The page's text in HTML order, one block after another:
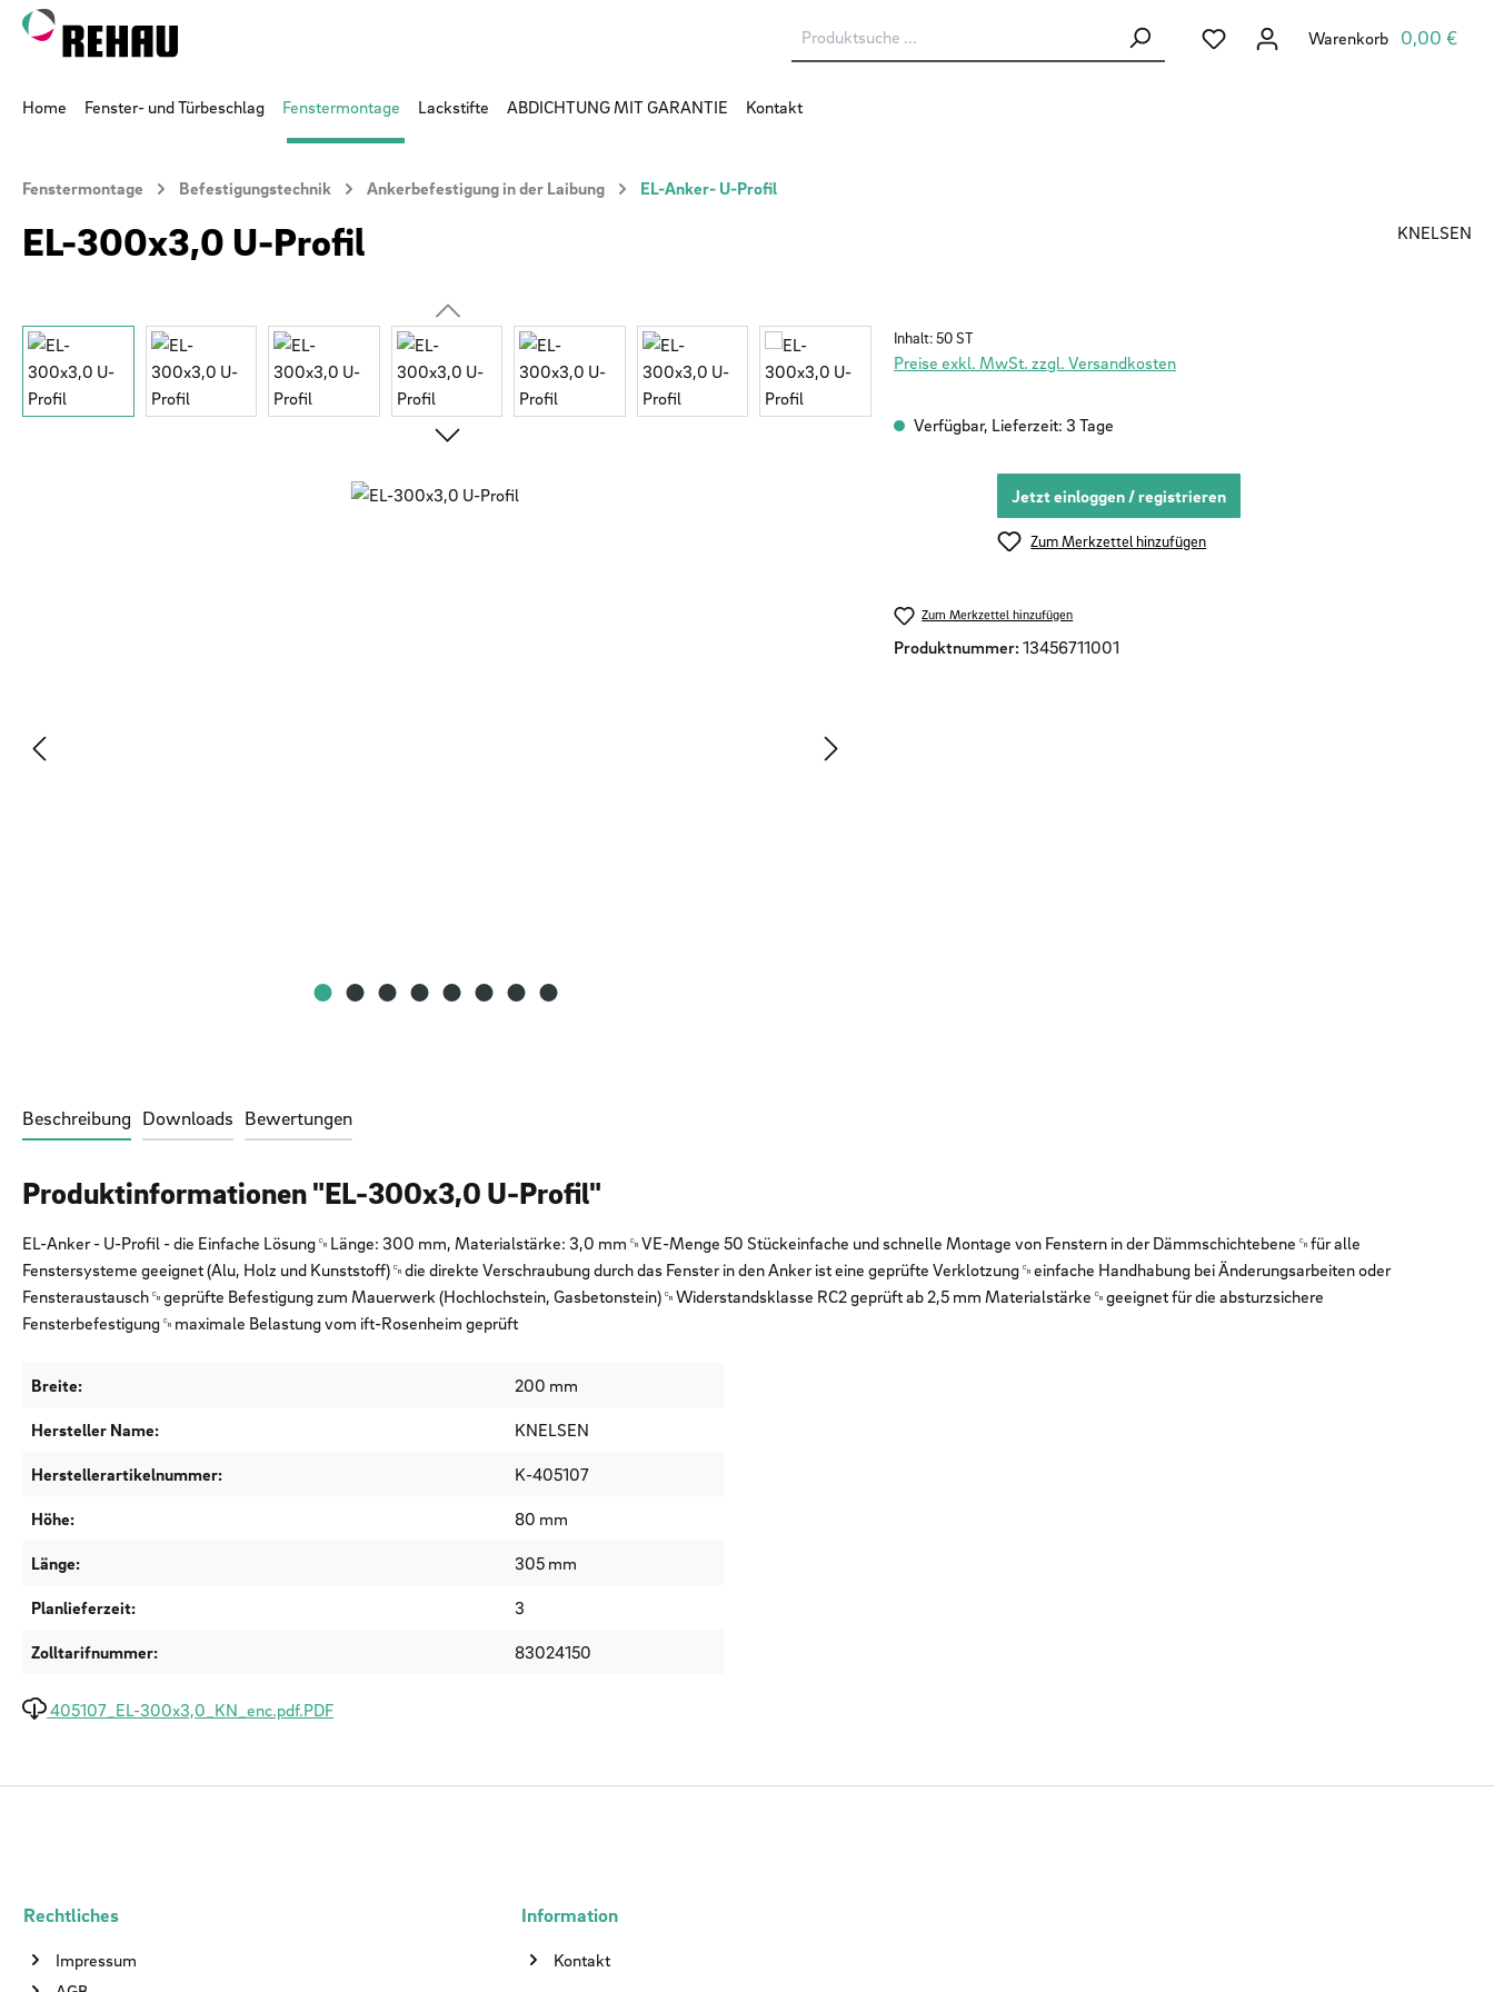
Hauptinhalt springen
Zur Suche springen
Zur Hauptnavigation springen
Du hast 0 Produkte auf dem
Warenkorb 0,00 €
Home Fenster- und Türbeschlag Fenstermontage Lackstifte ABDICHTUNG MIT GARANTIE Kontakt
Fenstermontage Befestigungstechnik Ankerbefestigung in der Laibung EL-Anker- U-Profil
EL-300x3,0 U-Profil KNELSEN
Bildergalerie überspringen Inhalt:50 ST
Preise exkl. MwSt. zzgl. Versandkosten
Verfügbar, Lieferzeit: 3 Tage
Jetzt einloggen / registrieren
Zum Merkzettel hinzufügen
Zum Merkzettel hinzufügen
Produktnummer: 13456711001
Beschreibung Downloads Bewertungen
Produktinformationen "EL-300x3,0 U-Profil"
EL-Anker - U-Profil - die Einfache Lösung␍Länge: 300 mm, Materialstärke: 3,0 mm␍VE-Menge 50 Stückeinfache und schnelle Montage von Fenstern in der Dämmschichtebene␍für alle
Fenstersysteme geeignet (Alu, Holz und Kunststoff)␍die direkte Verschraubung durch das Fenster in den Anker ist eine geprüfte Verklotzung␍einfache Handhabung bei Änderungsarbeiten oder
Fensteraustausch␍geprüfte Befestigung zum Mauerwerk (Hochlochstein, Gasbetonstein)␍Widerstandsklasse RC2 geprüft ab 2,5 mm Materialstärke␍geeignet für die absturzsichere
Fensterbefestigung␍maximale Belastung vom ift-Rosenheim geprüft
Breite:
200 mm
Hersteller Name:
KNELSEN
Herstellerartikelnummer:
K-405107
Höhe:
80 mm
Länge:
305 mm
Planlieferzeit:
3
Zolltarifnummer:
83024150
405107_EL-300x3,0_KN_enc.pdf.PDF
Rechtliches
Impressum
Information
Kontakt